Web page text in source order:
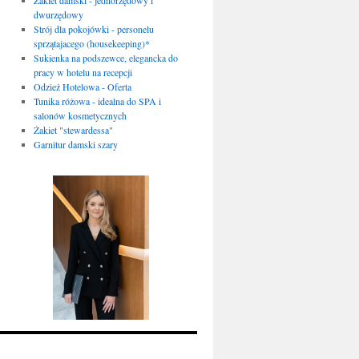
dwurzędowy
Strój dla pokojówki - personelu
sprzątajacego (housekeeping)*
Sukienka na podszewce, elegancka do
pracy w hotelu na recepcji
Odzież Hotelowa - Oferta
Tunika różowa - idealna do SPA i
salonów kosmetycznych
Żakiet "stewardessa"
Garnitur damski szary